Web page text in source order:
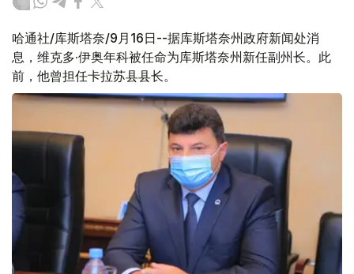
哈通社/库斯塔奈/9月16日--据库斯塔奈州政府新闻处消
息，维克多·伊奥年科被任命为库斯塔奈州新任副州长。此
前，他曾担任卡拉苏县县长。